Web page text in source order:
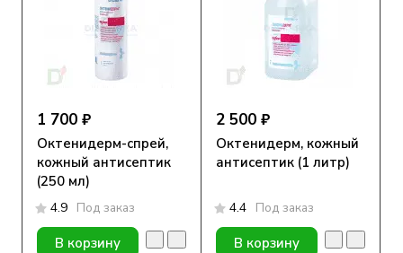
1 700 ₽
Октенидерм-спрей,
кожный антисептик
(250 мл)
4.9 Под заказ
В корзину
2 500 ₽
Октенидерм, кожный
антисептик (1 литр)
4.4 Под заказ
В корзину